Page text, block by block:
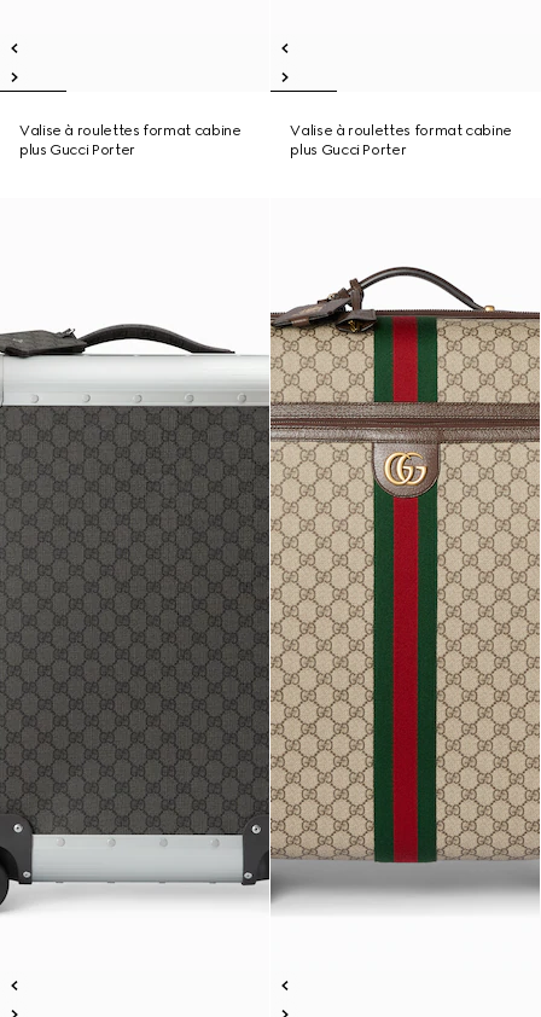
Valise à roulettes format cabine
plus Gucci Porter
Valise à roulettes format cabine
plus Gucci Porter